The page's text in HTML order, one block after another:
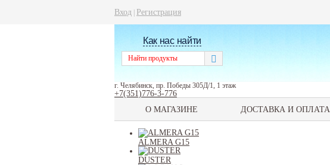
Вход Регистрация
Как нас найти
г. Челябинск, пр. Победы 305Д/1, 1 этаж
+7(351)776-3-776
О МАГАЗИНЕ
ДОСТАВКА И ОПЛАТА
ALMERA G15
DUSTER